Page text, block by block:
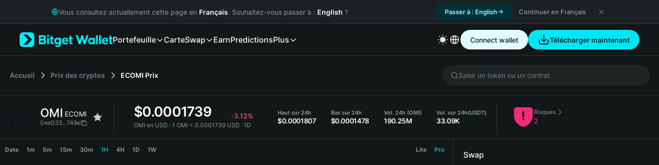
Русский
Italiano
Bahasa Indonesia
Vous consultez actuellement cette page en Français. Souhaitez-vous passer à : English ? Passer à : English Continuer en Français
Portefeuille CarteSwap EarnPredictionsPlus Connect wallet Télécharger maintenant
Accueil Prix des cryptos ECOMI Prix
OMI ECOMI
0xeD35...749e
$0.0001739 -3.12%
OMI en USD : 1 OMI = 0.0001739 USD 1D
Haut sur 24h
$0.0001807
Bas sur 24h
$0.0001478
Vol. 24h (OMI)
190.25M
Vol. sur 24h(USDT)
33.09K
Risques
2
Date 1m 5m 15m 30m 1H 4H 1D 1W Lite Pro
Swap